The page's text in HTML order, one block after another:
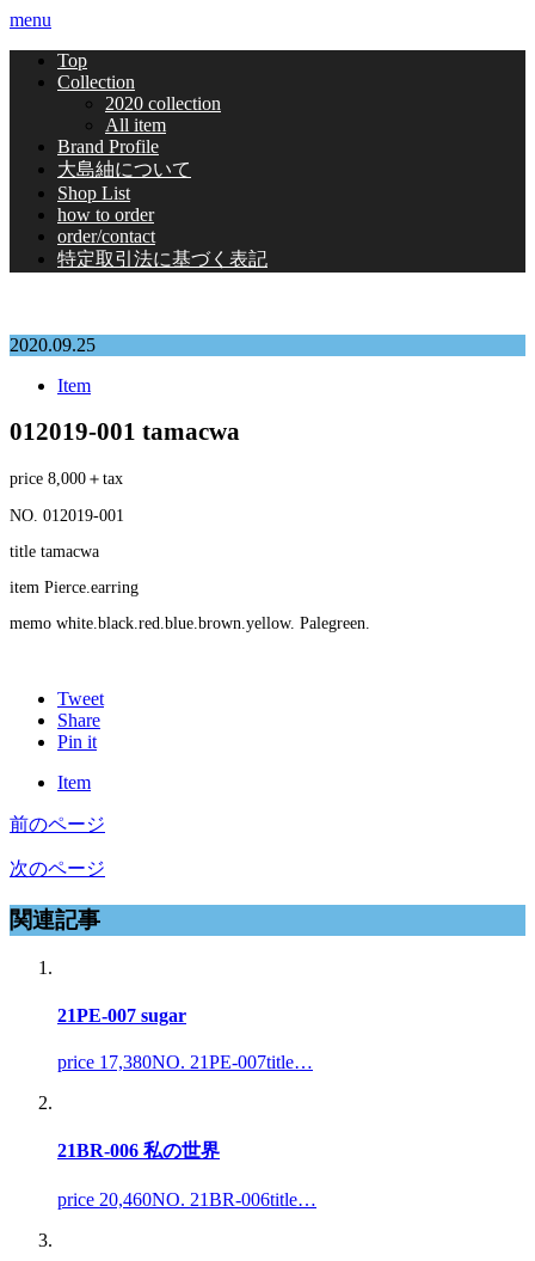
menu
Top
Collection
2020 collection
All item
Brand Profile
大島紬について
Shop List
how to order
order/contact
特定取引法に基づく表記
2020.09.25
Item
012019-001 tamacwa
price 8,000＋tax
NO. 012019-001
title tamacwa
item Pierce.earring
memo white.black.red.blue.brown.yellow. Palegreen.
Tweet
Share
Pin it
Item
前のページ
次のページ
関連記事
21PE-007 sugar
price 17,380NO. 21PE-007title…
21BR-006 私の世界
price 20,460NO. 21BR-006title…